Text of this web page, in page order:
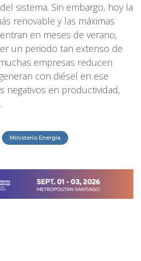
sistema. Sin embargo, hoy la
renovable y las máximas
en meses de verano,
un periodo tan extenso de
empresas reducen
con diésel en ese
negativos en productividad,
Ministerio Energía